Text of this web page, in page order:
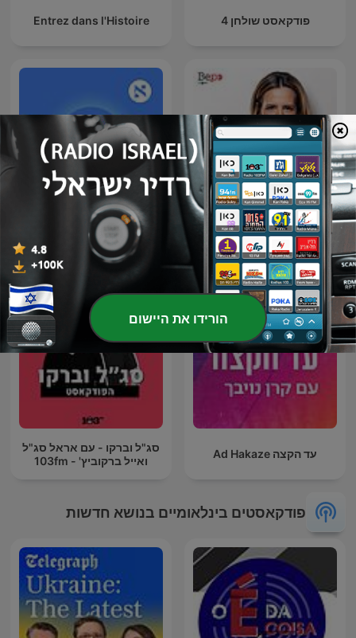
פודקאסט שולחן 4 Entrez dans l'Histoire
הכותרת השבוע - פודקאסט הארץ
עד הקצה Ad Hakaze
סג"ל וברקו - עם אראל סג"ל
ואייל ברקוביץ' - 103fm
פודקאסטים בינלאומיים בנושא חדשות
הורידו את היישום